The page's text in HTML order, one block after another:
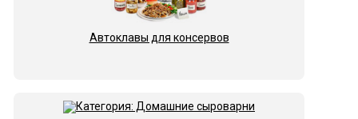
Автоклавы для консервов